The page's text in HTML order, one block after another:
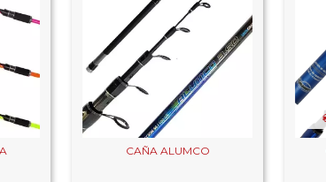
CAÑA ALUMCO